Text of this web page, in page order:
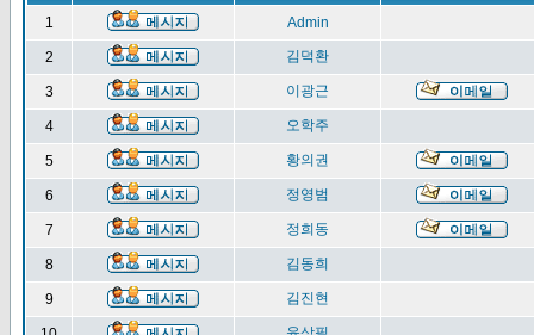
1 Admin
2 김덕환
3 이광근
4 오학주
5 황의권
6 정영범
7 정희동
8 김동희
9 김진현